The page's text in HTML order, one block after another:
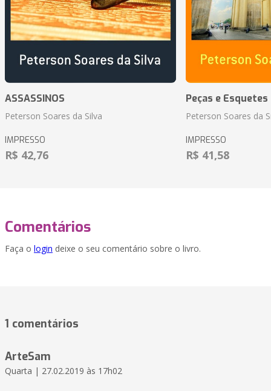
ASSASSINOS
Peterson Soares da Silva
IMPRESSO
R$ 42,76
Peças e
Peterson Soares da
IMPRESSO
R$ 41,58
Comentários
Faça o login deixe o seu comentário sobre o livro.
1 comentários
ArteSam
Quarta | 27.02.2019 às 17h02